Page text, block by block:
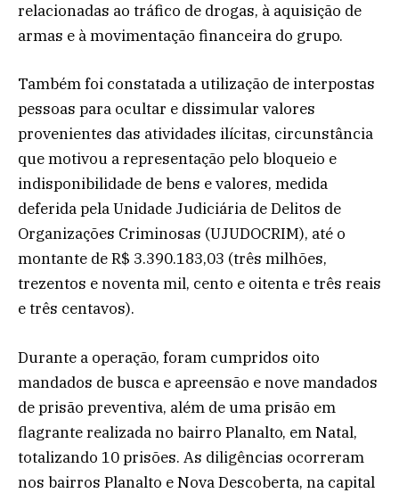
relacionadas ao tráfico de drogas, à aquisição de
armas e à movimentação financeira do grupo.
Também foi constatada a utilização de interpostas
pessoas para ocultar e dissimular valores
provenientes das atividades ilícitas, circunstância
que motivou a representação pelo bloqueio e
indisponibilidade de bens e valores, medida
deferida pela Unidade Judiciária de Delitos de
Organizações Criminosas (UJUDOCRIM), até o
montante de R$ 3.390.183,03 (três milhões,
trezentos e noventa mil, cento e oitenta e três reais
e três centavos).
Durante a operação, foram cumpridos oito
mandados de busca e apreensão e nove mandados
de prisão preventiva, além de uma prisão em
flagrante realizada no bairro Planalto, em Natal,
totalizando 10 prisões. As diligências ocorreram
nos bairros Planalto e Nova Descoberta, na capital